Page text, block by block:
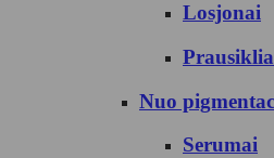
Losjonai
Nuo
Serumai